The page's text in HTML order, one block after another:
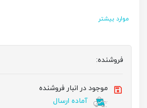
موارد بیشتر
فروشنده:
موجود در انبار فروشنده
آماده ارسال